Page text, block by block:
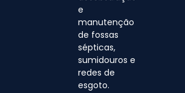
e
manutenção
de fossas
sépticas,
sumidouros e
redes de
esgoto.